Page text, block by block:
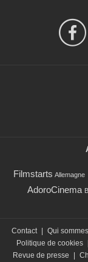
Filmstarts Allemagne
AdoroCinema
Contact Qui
Politique de cookies
Revue de presse